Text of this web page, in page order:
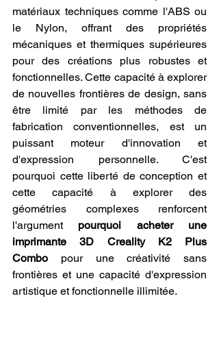
matériaux techniques comme l'ABS ou
le Nylon, offrant des propriétés
mécaniques et thermiques supérieures
pour des créations plus robustes et
fonctionnelles. Cette capacité à explorer
de nouvelles frontières de design, sans
être limité par les méthodes de
fabrication conventionnelles, est un
puissant moteur d'innovation et
d'expression personnelle. C'est
pourquoi cette liberté de conception et
cette capacité à explorer des
géométries complexes renforcent
l'argument pourquoi acheter une
imprimante 3D Creality K2 Plus
Combo pour une créativité sans
frontières et une capacité d'expression
artistique et fonctionnelle illimitée.